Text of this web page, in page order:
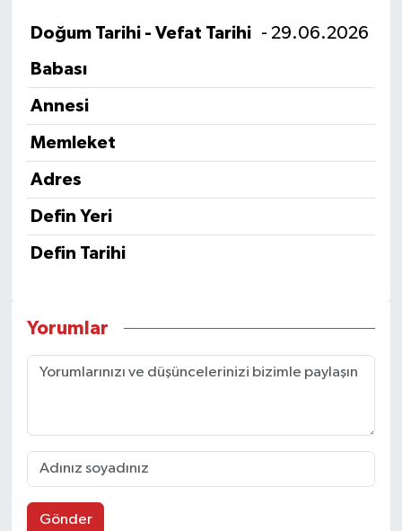
Doğum Tarihi - Vefat Tarihi - 29.06.2026
Babası
Annesi
Memleket
Adres
Defin Yeri
Defin Tarihi
Yorumlar
Gönder